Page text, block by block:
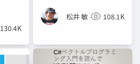
130.4K
松井 敏 108.1K